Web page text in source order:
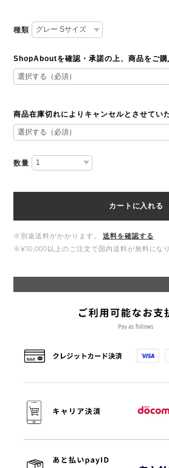
種類
ShopAboutを確認・承諾の上、商品をご購
商品在庫切れによりキャンセルとさせてい
数量
カートに入れる
※別途送料がかかります。
送料を確認する
※¥10,000以上のご注文で国内送料が無料になり